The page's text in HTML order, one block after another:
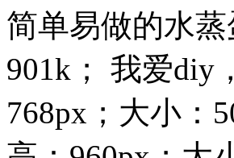
简单易做的水
901k； 我爱diy
768px；大小：